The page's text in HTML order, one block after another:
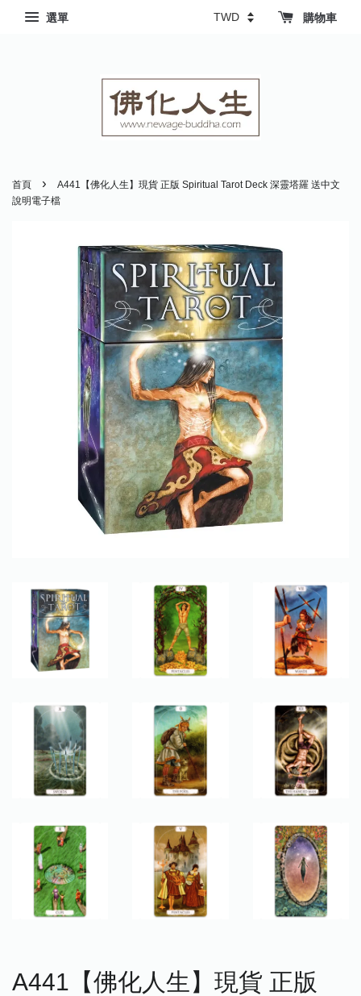
選單 購物車
首頁 ›
A441【佛化人生】現貨 正版 Spiritual Tarot Deck 深靈塔羅 送中文
說明電子檔
A441【佛化人生】現貨 正版